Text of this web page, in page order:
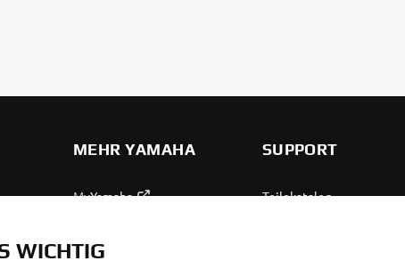
MEHR YAMAHA
MyYamaha
Yamaha Racing
SUPPORT
Teilekatalog
WICHTIG